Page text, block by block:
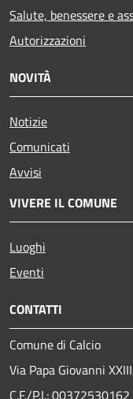
Salute, benessere e
Autorizzazioni
NOVITÀ
Notizie
Comunicati
Avvisi
VIVERE IL COMUNE
Luoghi
Eventi
CONTATTI
Comune di Calcio
Via Papa Giovanni
C.F./P.I.: 00372530162